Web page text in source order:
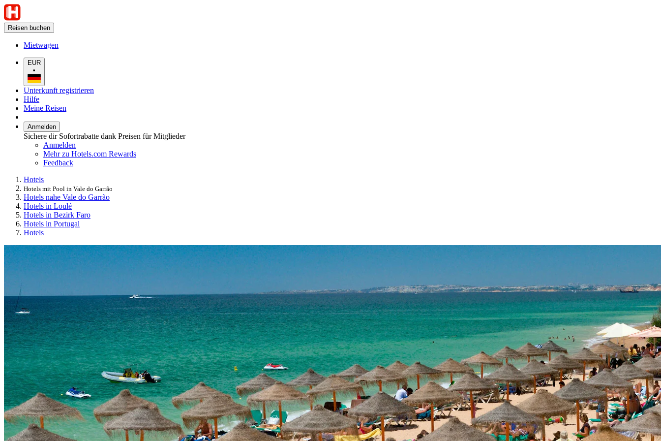
Reisen buchen
Mietwagen
EUR
•
Unterkunft registrieren
Hilfe
Meine Reisen
Anmelden
Sichere dir Sofortrabatte dank Preisen für Mitglieder
Anmelden
Mehr zu Hotels.com Rewards
Feedback
Hotels
Hotels mit Pool in Vale do Garrão
Hotels nahe Vale do Garrão
Hotels in Loulé
Hotels in Bezirk Faro
Hotels in Portugal
Hotels